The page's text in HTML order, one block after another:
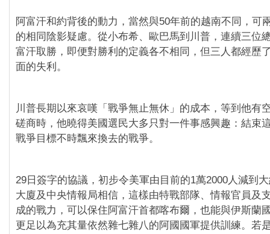
阿富汗和約背後的動力，當然與50年前的越南不同，可
的相同陰影疑慮。從小布希、歐巴馬到川普，連續三位
富汗取勝，即便對勝利的定義各不相同，但三人都經歷
面的失利。
川普長期以來哀嘆「戰爭無止無休」的成本，等到他有
磋商時，他曉得美國選民大多只對一件事感興趣：結束
戰爭目標不時飄來換去的戰爭。
29日簽字的協議，初步令美軍由目前的1萬2000人減到
大廈及中央情報局相信，這樣由特戰部隊、情報官員及
成的戰力，可以保住阿富汗首都喀布爾，也能與伊斯蘭
更足以為充其量依然雜七雜八的阿國國軍提供訓練。若